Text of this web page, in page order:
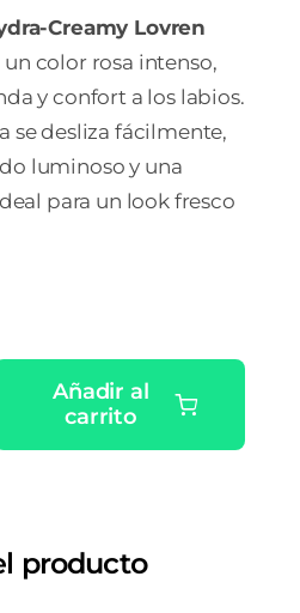
Creamy Lovren
color rosa intenso,
y confort a los labios.
se desliza fácilmente,
luminoso y una
para un look fresco
Añadir al
carrito
producto